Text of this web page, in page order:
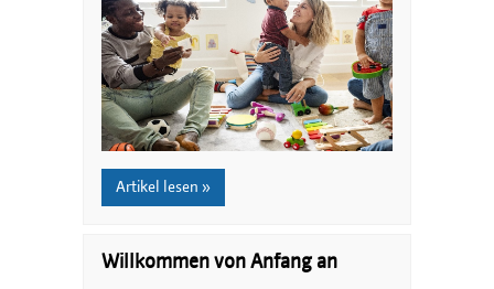
Artikel lesen »
Willkommen von Anfang an